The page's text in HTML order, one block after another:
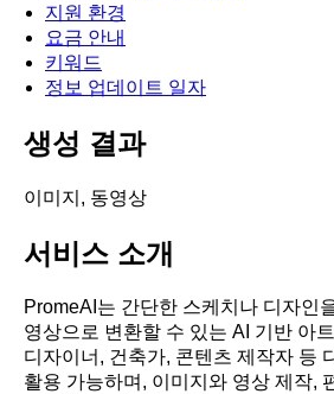
지원 환경
요금 안내
키워드
정보 업데이트 일자
생성 결과
이미지, 동영상
서비스 소개
PromeAI는 간단한 스케치나 디자인
영상으로 변환할 수 있는 AI 기반 아
디자이너, 건축가, 콘텐츠 제작자 등
활용 가능하며, 이미지와 영상 제작,